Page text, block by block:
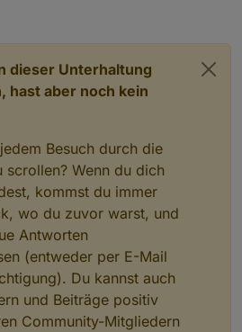
dieser Unterhaltung
hast aber noch kein
Besuch durch die
scrollen? Wenn du dich
kommst du immer
wo du zuvor warst, und
Antworten
(entweder per E-Mail
Du kannst auch
und Beiträge positiv
Community-Mitgliedern